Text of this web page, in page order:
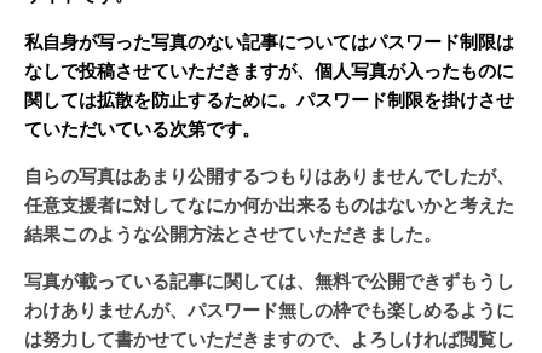
私自身が写った写真のない記事についてはパスワード制限は
なしで投稿させていただきますが、個人写真が入ったものに
関しては拡散を防止するために。パスワード制限を掛けさせ
ていただいている次第です。
自らの写真はあまり公開するつもりはありませんでしたが、
任意支援者に対してなにか何か出来るものはないかと考えた
結果このような公開方法とさせていただきました。
写真が載っている記事に関しては、無料で公開できずもうし
わけありませんが、パスワード無しの枠でも楽しめるように
は努力して書かせていただきますので、よろしければ閲覧し